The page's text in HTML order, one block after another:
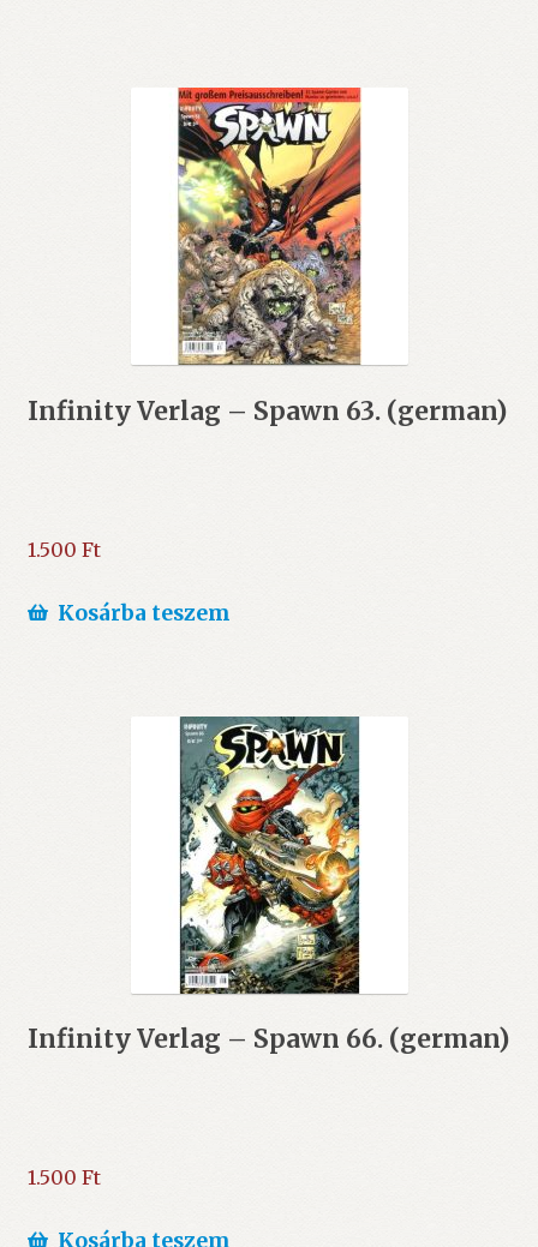
Infinity Verlag – Spawn 63. (german)
1.500 Ft
Kosárba teszem
Infinity Verlag – Spawn 66. (german)
1.500 Ft
Kosárba teszem